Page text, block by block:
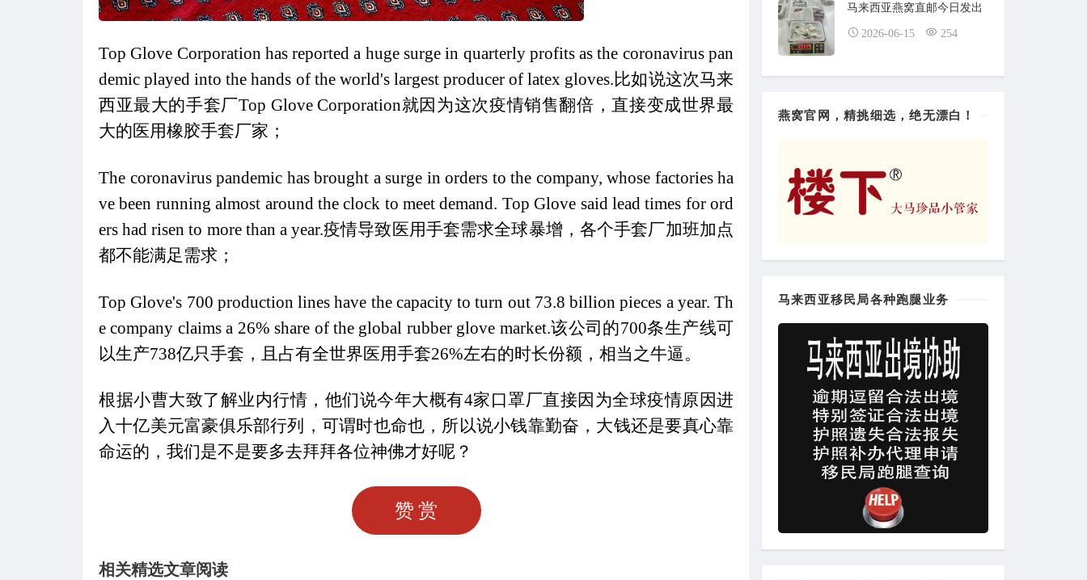
Top Glove Corporation has reported a huge surge in quarterly profits as the coronavirus pan
demic played into the hands of the world's largest producer of latex gloves.比如说这次马来
西亚最大的手套厂Top Glove Corporation就因为这次疫情销售翻倍，直接变成世界最
大的医用橡胶手套厂家；
The coronavirus pandemic has brought a surge in orders to the company, whose factories ha
ve been running almost around the clock to meet demand. Top Glove said lead times for ord
ers had risen to more than a year.疫情导致医用手套需求全球暴增，各个手套厂加班加点
都不能满足需求；
Top Glove's 700 production lines have the capacity to turn out 73.8 billion pieces a year. Th
e company claims a 26% share of the global rubber glove market.该公司的700条生产线可
以生产738亿只手套，且占有全世界医用手套26%左右的时长份额，相当之牛逼。
根据小曹大致了解业内行情，他们说今年大概有4家口罩厂直接因为全球疫情原因进
入十亿美元富豪俱乐部行列，可谓时也命也，所以说小钱靠勤奋，大钱还是要真心靠
命运的，我们是不是要多去拜拜各位神佛才好呢？
赞赏
相关精选文章阅读
马来西亚燕窝直邮今日发出
2026-06-15 254
燕窝官网，精挑细选，绝无漂白！
马来西亚移民局各种跑腿业务